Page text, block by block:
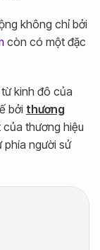
không chỉ bởi
còn có một đặc
kinh đô của
bởi thương
của thương hiệu
phía người sử